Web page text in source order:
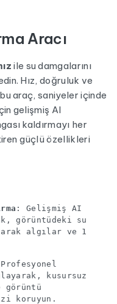
Aracı
ile su damgalarını
Hız, doğruluk ve
araç, saniyeler içinde
gelişmiş AI
kaldırmayı her
güçlü özellikleri
: Gelişmiş AI
görüntüdeki su
algılar ve 1
kusursuz
görüntü
koruyun.